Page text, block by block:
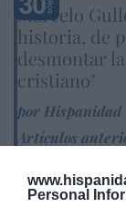
Personal
Marcelo
historia, de
desmontar
cristiano"
por Hispanidad
Artículos
DIARIO DE